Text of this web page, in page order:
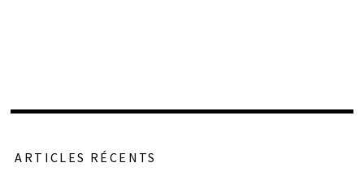
ARTICLES RÉCENTS